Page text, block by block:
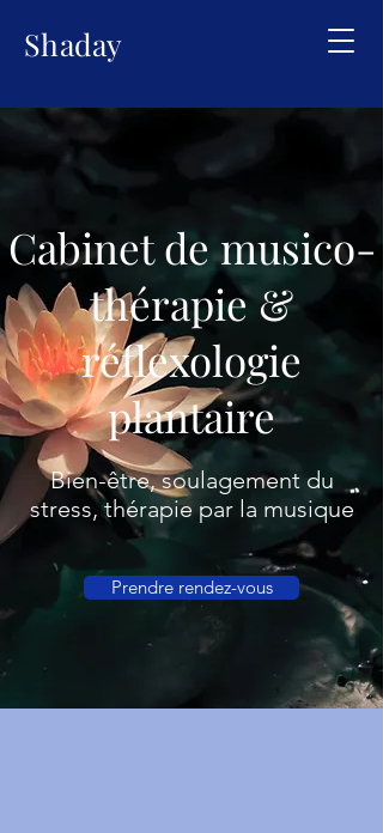
Shaday
Cabinet de musico-
thérapie &
réflexologie
plantaire
Bien-être, soulagement du
stress, thérapie par la musique
Prendre rendez-vous